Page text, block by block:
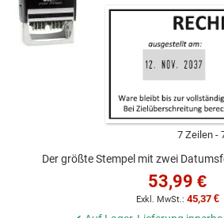
7 Zeilen
Der größte Stempel mit zwei
53,99 €
45,37 €